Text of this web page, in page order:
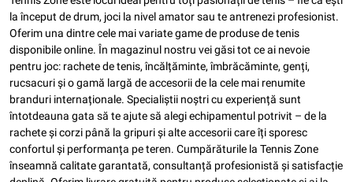
la început de drum, joci la nivel amator sau te antrenezi profesionist.
Oferim una dintre cele mai variate game de produse de tenis
disponibile online. În magazinul nostru vei găsi tot ce ai nevoie
pentru joc: rachete de tenis, încălțăminte, îmbrăcăminte, genți,
rucsacuri și o gamă largă de accesorii de la cele mai renumite
branduri internaționale. Specialiștii noștri cu experiență sunt
întotdeauna gata să te ajute să alegi echipamentul potrivit – de la
rachete și corzi până la gripuri și alte accesorii care îți sporesc
confortul și performanța pe teren. Cumpărăturile la Tennis Zone
înseamnă calitate garantată, consultanță profesionistă și satisfacție